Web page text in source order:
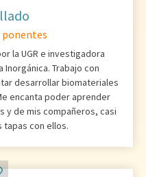
ponentes
la UGR e investigadora
Trabajo con
desarrollar biomateriales
encanta poder aprender
y de mis compañeros, casi
tapas con ellos.